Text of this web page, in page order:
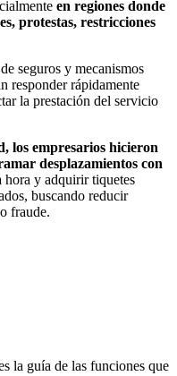
en regiones donde
protestas, restricciones
seguros y mecanismos
responder rápidamente
la prestación del servicio
los empresarios hicieron
desplazamientos con
hora y adquirir tiquetes
buscando reducir
fraude.
la guía de las funciones que